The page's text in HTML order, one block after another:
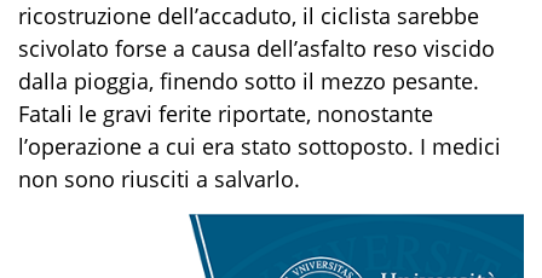
ricostruzione dell’accaduto, il ciclista sarebbe
scivolato forse a causa dell’asfalto reso viscido
dalla pioggia, finendo sotto il mezzo pesante.
Fatali le gravi ferite riportate, nonostante
l’operazione a cui era stato sottoposto. I medici
non sono riusciti a salvarlo.